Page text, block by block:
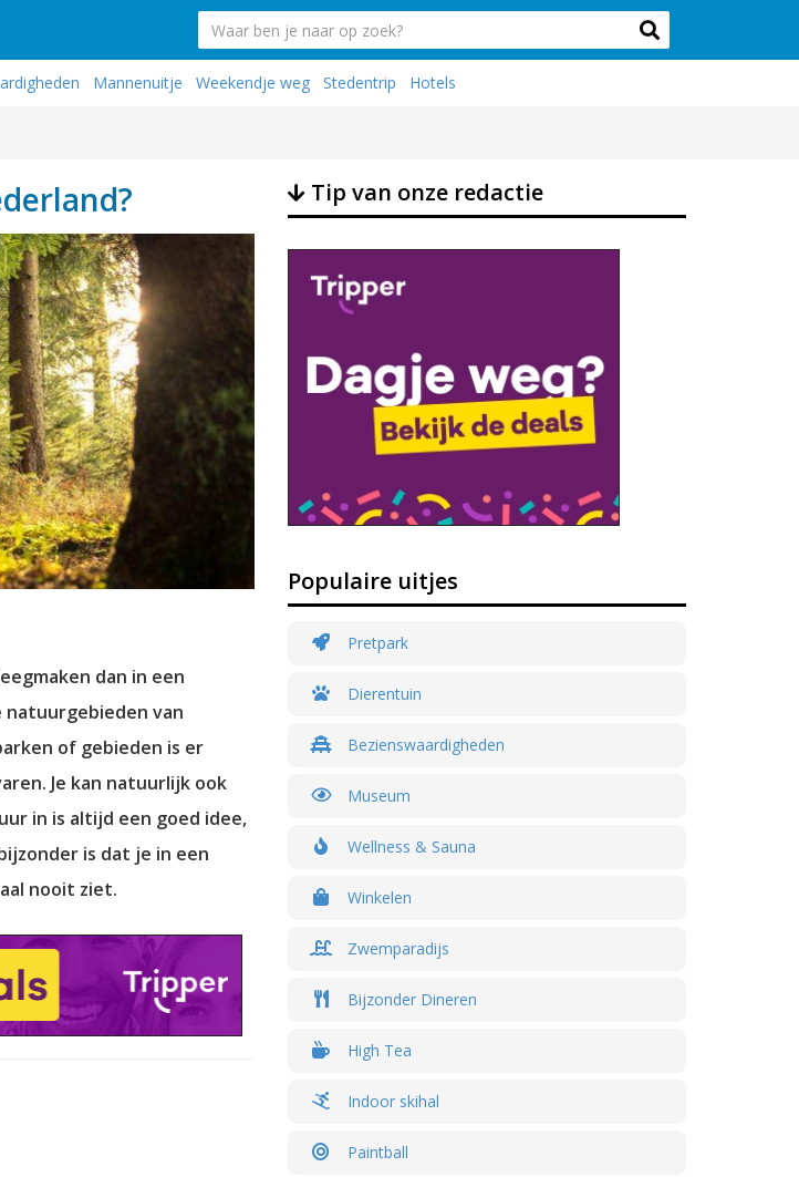
Mannenuitje Weekendje weg Stedentrip Hotels
dan in een
natuurgebieden van
of gebieden is er
Je kan natuurlijk ook
in is altijd een goed idee,
is dat je in een
nooit ziet.
Tip van onze redactie
Populaire uitjes
Pretpark
Dierentuin
Bezienswaardigheden
Museum
Wellness & Sauna
Winkelen
Zwemparadijs
Bijzonder Dineren
High Tea
Indoor skihal
Paintball